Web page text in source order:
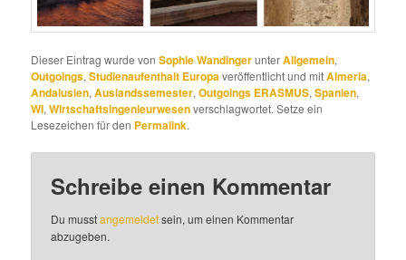
Dieser Eintrag wurde vonSophie WandingerunterAllgemein,
Outgoings,Studienaufenthalt Europaveröffentlicht und mitAlmeria,
Andalusien,Auslandssemester,Outgoings ERASMUS,Spanien,
WI,Wirtschaftsingenieurwesenverschlagwortet. Setze ein
Lesezeichen für den Permalink.
Schreibe einen Kommentar
Du musstangemeldetsein, um einen Kommentar
abzugeben.